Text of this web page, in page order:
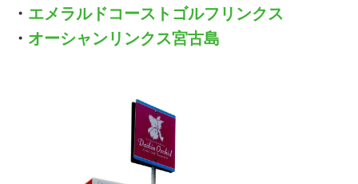
・ エメラルドコーストゴルフリンクス
・ オーシャンリンクス宮古島